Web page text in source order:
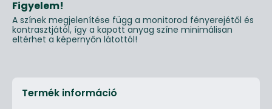
Figyelem!
A színek megjelenítése függ a monitorod fényerejétől és
kontrasztjától, így a kapott anyag színe minimálisan
eltérhet a képernyőn látottól!
Termék információ